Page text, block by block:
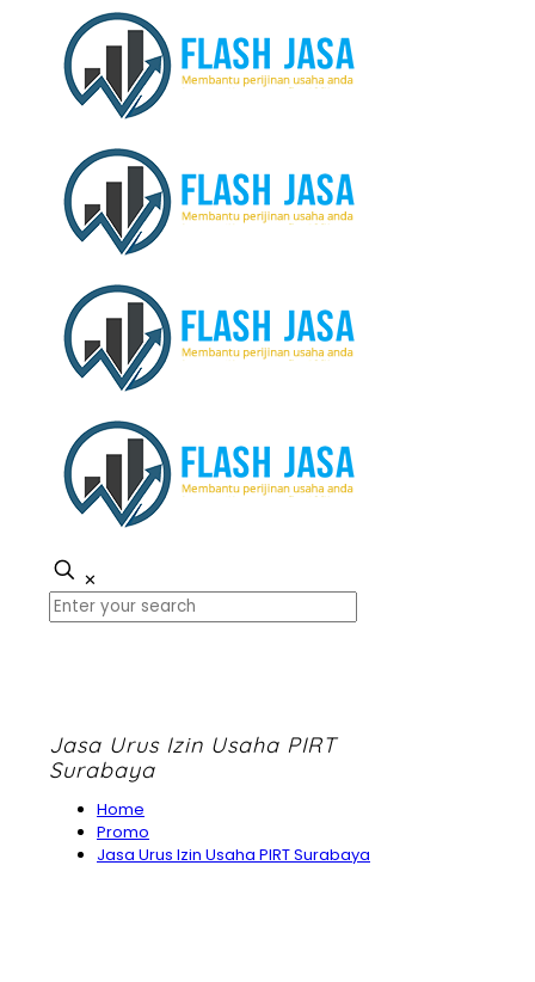
✕
Jasa Urus Izin Usaha PIRT
Surabaya
Home
Promo
Jasa Urus Izin Usaha PIRT Surabaya